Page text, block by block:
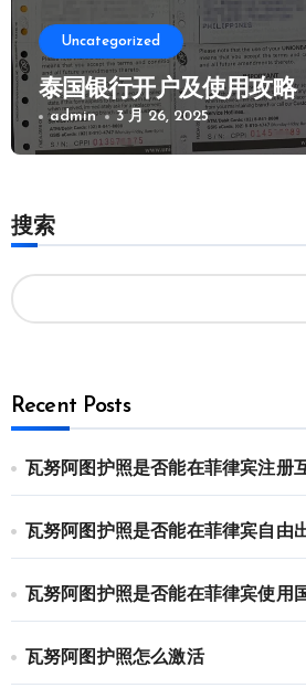
Uncategorized
泰国银行开户及使用攻略
admin 3 月 26, 2025
搜索
Recent Posts
瓦努阿图护照是否能在菲律宾注册
瓦努阿图护照是否能在菲律宾自由
瓦努阿图护照是否能在菲律宾使用
瓦努阿图护照怎么激活